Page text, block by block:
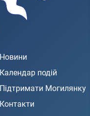
Новини
Календар подій
Підтримати Могилянку
Контакти